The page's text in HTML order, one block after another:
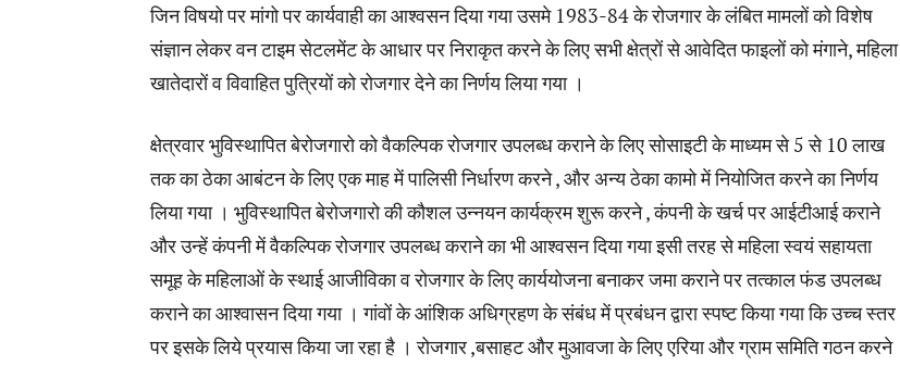
जिन विषयो पर मांगो पर कार्यवाही का आश्वसन दिया गया उसमे 1983-84 के रोजगार के लंबित मामलों को विशेष
संज्ञान लेकर वन टाइम सेटलमेंट के आधार पर निराकृत करने के लिए सभी क्षेत्रों से आवेदित फाइलों को मंगाने, महिला
खातेदारों व विवाहित पुत्रियों को रोजगार देने का निर्णय लिया गया ।
क्षेत्रवार भुविस्थापित बेरोजगारो को वैकल्पिक रोजगार उपलब्ध कराने के लिए सोसाइटी के माध्यम से 5 से 10 लाख
तक का ठेका आबंटन के लिए एक माह में पालिसी निर्धारण करने , और अन्य ठेका कामो में नियोजित करने का निर्णय
लिया गया । भुविस्थापित बेरोजगारो की कौशल उन्नयन कार्यक्रम शुरू करने , कंपनी के खर्च पर आईटीआई कराने
और उन्हें कंपनी में वैकल्पिक रोजगार उपलब्ध कराने का भी आश्वसन दिया गया इसी तरह से महिला स्वयं सहायता
समूह के महिलाओं के स्थाई आजीविका व रोजगार के लिए कार्ययोजना बनाकर जमा कराने पर तत्काल फंड उपलब्ध
कराने का आश्वासन दिया गया । गांवों के आंशिक अधिग्रहण के संबंध में प्रबंधन द्वारा स्पष्ट किया गया कि उच्च स्तर
पर इसके लिये प्रयास किया जा रहा है । रोजगार ,बसाहट और मुआवजा के लिए एरिया और ग्राम समिति गठन करने